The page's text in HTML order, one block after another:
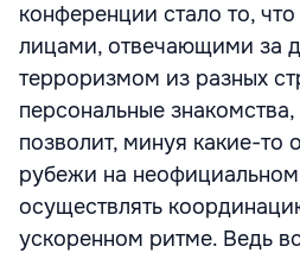
конференции стало то,
лицами, отвечающими за
терроризмом из разных
персональные
позволит, минуя какие-то
рубежи на
осуществлять
ускоренном ритме. Ведь